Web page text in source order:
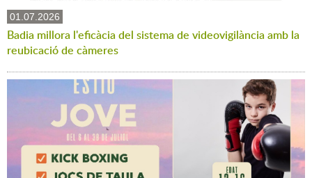
01.07.2026
Badia millora l'eficàcia del sistema de videovigilància amb la
reubicació de càmeres